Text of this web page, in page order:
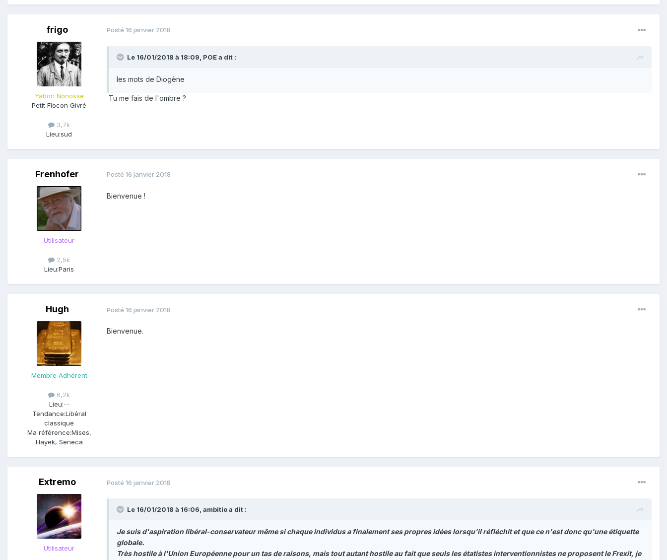
of the others. In a supranational European Union, individual rights of some nations will be sacrificed to those of other nations. And throughout history, such state
It is beyond doubt that the membership of the Czech Republic in the European Union would weaken individual freedom and brings more socialism to this country.
transforms into a free trade area based on voluntary cooperation, the advocates of liberty will have only one rational alternative: to preserve national
frigo
Yabon Nonosse
Petit Flocon Givré
3,7k
Lieu:sud
Posté 16 janvier 2018
Le 16/01/2018 à 18:09, POEa dit :
les mots de Diogène
Tu me fais de l'ombre ?
Frenhofer
Utilisateur
2,5k
Lieu:Paris
Posté 16 janvier 2018
Bienvenue !
Hugh
Membre Adhérent
6,2k
Lieu:--
Tendance:Libéral
classique
Ma référence:Mises,
Hayek, Seneca
Posté 16 janvier 2018
Bienvenue.
Extremo
Utilisateur
Posté 16 janvier 2018
Le 16/01/2018 à 16:06, ambitioa dit :
Je suis d'aspiration libéral-conservateur même si chaque individus a finalement ses propres idées lorsqu'il réfléchit et que ce n'est donc qu'une étiquette
globale.
Très hostile à l'Union Européenne pour un tas de raisons, mais tout autant hostile au fait que seuls les étatistes interventionnistes ne proposent le Frexit, je